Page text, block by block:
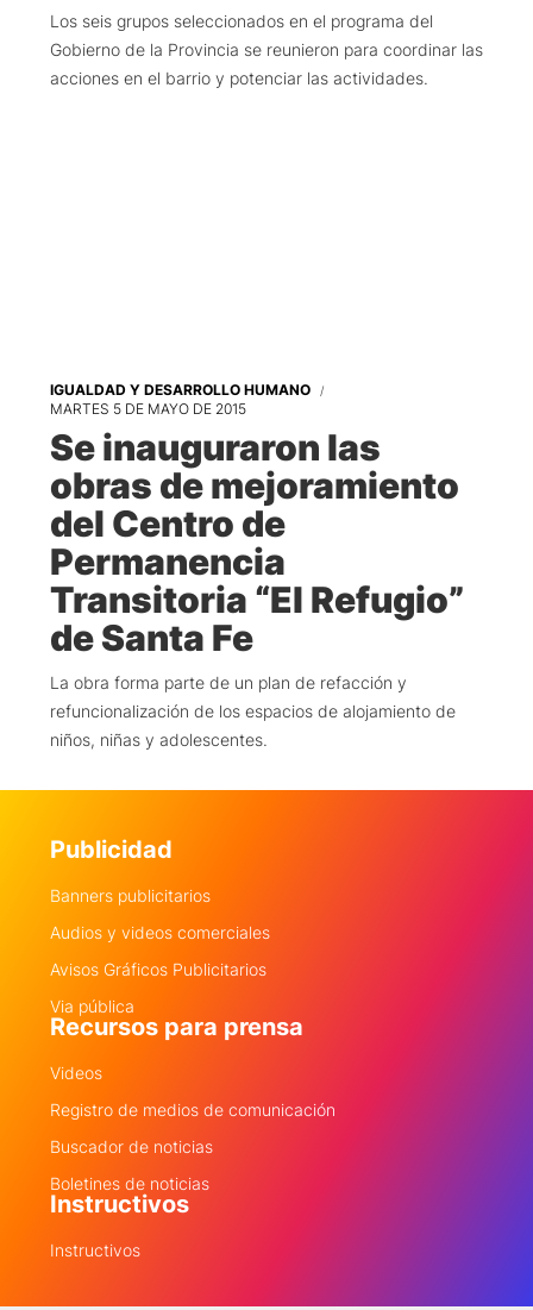
Los seis grupos seleccionados en el programa del
Gobierno de la Provincia se reunieron para coordinar las
acciones en el barrio y potenciar las actividades.
IGUALDAD Y DESARROLLO HUMANO
MARTES 5 DE MAYO DE 2015
Se inauguraron las
obras de mejoramiento
del Centro de
Permanencia
Transitoria “El Refugio”
de Santa Fe
La obra forma parte de un plan de refacción y
refuncionalización de los espacios de alojamiento de
niños, niñas y adolescentes.
Publicidad
Banners publicitarios
Audios y videos comerciales
Avisos Gráficos Publicitarios
Via pública
Recursos para prensa
Videos
Registro de medios de comunicación
Buscador de noticias
Boletines de noticias
Instructivos
Instructivos